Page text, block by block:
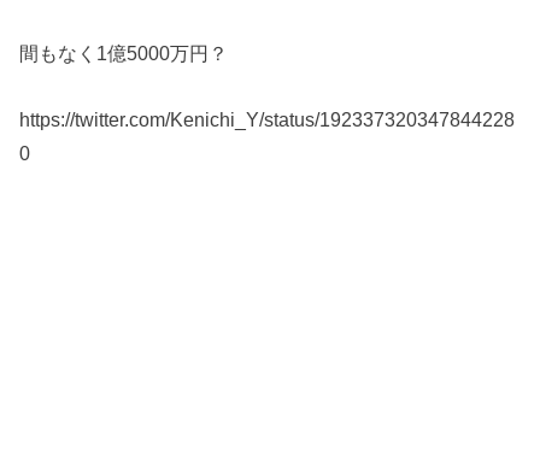
間もなく1億5000万円？
https://twitter.com/Kenichi_Y/status/192337320347844228
0